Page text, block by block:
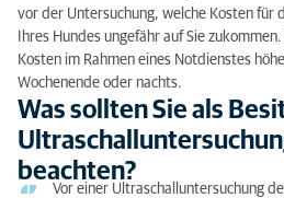
vor der Untersuchung, welche Kosten für
Ihres Hundes ungefähr auf Sie
Kosten im Rahmen eines Notdienstes
Wochenende oder nachts.
Was sollten Sie als
beachten?
Vor einer Ultraschalluntersuchung